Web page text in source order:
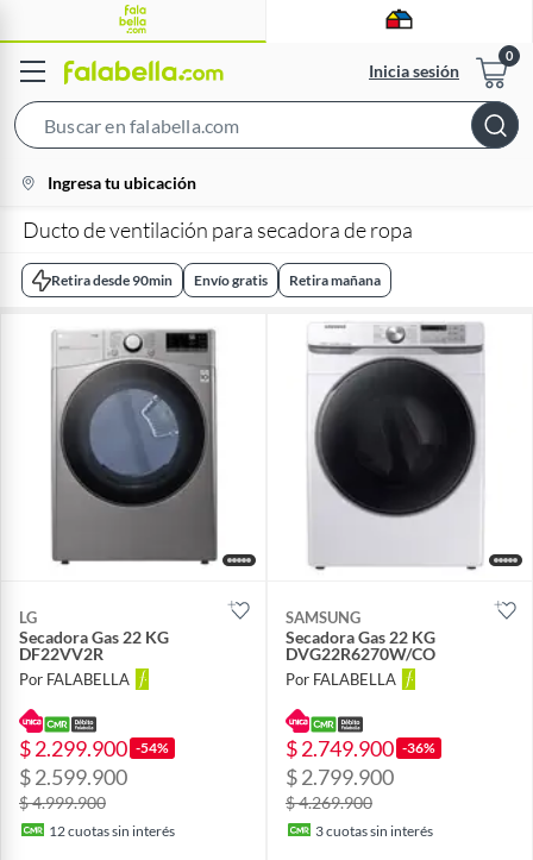
Inicia sesión
Bar
location-
icon
Ingresa tu ubicación
Ducto de ventilación para secadora de ropa
Retira desde 90min Envío gratis Retira mañana
LG
Secadora Gas 22 KG
DF22VV2R
Por FALABELLA
$ 2.299.900 -54%
$ 2.599.900
$ 4.999.900
12cuotas sin interés
SAMSUNG
Secadora Gas 22 KG
DVG22R6270W/CO
Por FALABELLA
$ 2.749.900 -36%
$ 2.799.900
$ 4.269.900
3cuotas sin interés